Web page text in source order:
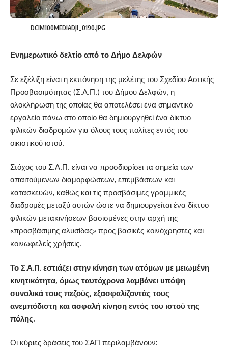
DCIM100MEDIADJI_0190.JPG
Ενημερωτικό δελτίο από το Δήμο Δελφών
Σε εξέλιξη είναι η εκπόνηση της μελέτης του Σχεδίου Αστικής
Προσβασιμότητας (Σ.Α.Π.) του Δήμου Δελφών, η
ολοκλήρωση της οποίας θα αποτελέσει ένα σημαντικό
εργαλείο πάνω στο οποίο θα δημιουργηθεί ένα δίκτυο
φιλικών διαδρομών για όλους τους πολίτες εντός του
οικιστικού ιστού.
Στόχος του Σ.Α.Π. είναι να προσδιορίσει τα σημεία των
απαιτούμενων διαμορφώσεων, επεμβάσεων και
κατασκευών, καθώς και τις προσβάσιμες γραμμικές
διαδρομές μεταξύ αυτών ώστε να δημιουργείται ένα δίκτυο
φιλικών μετακινήσεων βασισμένες στην αρχή της
«προσβάσιμης αλυσίδας» προς βασικές κοινόχρηστες και
κοινωφελείς χρήσεις.
Το Σ.Α.Π. εστιάζει στην κίνηση των ατόμων με μειωμένη
κινητικότητα, όμως ταυτόχρονα λαμβάνει υπόψη
συνολικά τους πεζούς, εξασφαλίζοντάς τους
ανεμπόδιστη και ασφαλή κίνηση εντός του ιστού της
πόλης.
Οι κύριες δράσεις του ΣΑΠ περιλαμβάνουν: